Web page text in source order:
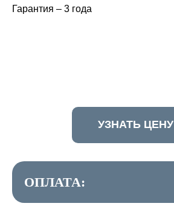
Гарантия – 3 года
УЗНАТЬ ЦЕНУ
ОПЛАТА: